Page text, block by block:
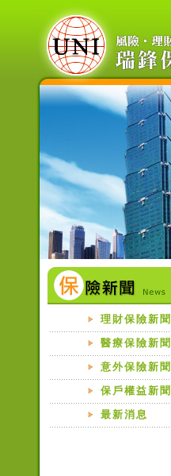
理財保險新聞
醫療保險新聞
意外保險新聞
保戶權益新聞
最新消息